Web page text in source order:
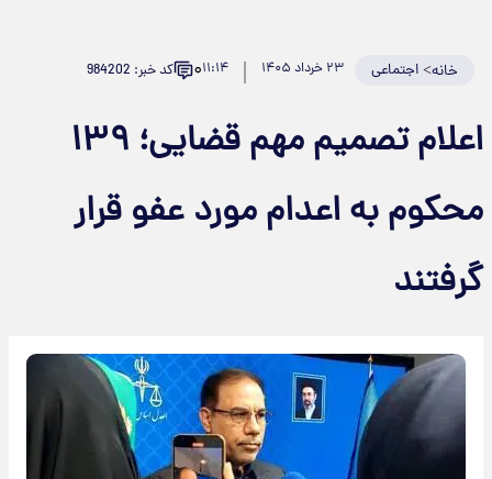
خانه>اجتماعی ۲۳ خرداد ۱۴۰۵ ۱۱:۱۴۰ کد خبر: 984202
اعلام تصمیم مهم قضایی؛ ۱۳۹
محکوم به اعدام مورد عفو قرار
گرفتند